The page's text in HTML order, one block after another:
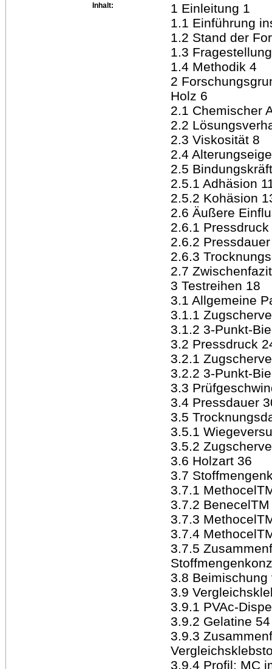
Inhalt:
1 Einleitung 1
1.1 Einführung
1.2 Stand der
1.3
1.4 Methodik 4
2
Holz 6
2.1 Chemischer
2.2
2.3 Viskosität 8
2.4
2.5
2.5.1 Adhäsion
2.5.2 Kohäsion
2.6 Äußere
2.6.1 Pressdruck
2.6.2
2.6.3
2.7
3 Testreihen 18
3.1 Allgemeine
3.1.1
3.1.2 3-Punkt-
3.2 Pressdruck
3.2.1
3.2.2 3-Punkt-
3.3
3.4 Pressdauer
3.5
3.5.1
3.5.2
3.6 Holzart 36
3.7
3.7.1
3.7.2
3.7.3
3.7.4
3.7.5
3.8 Beimischung
3.9
3.9.1 PVAc-
3.9.2 Gelatine 54
3.9.3
3.9.4 Profil: MC